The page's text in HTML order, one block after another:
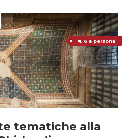
tematiche alla
€ 6 a persona